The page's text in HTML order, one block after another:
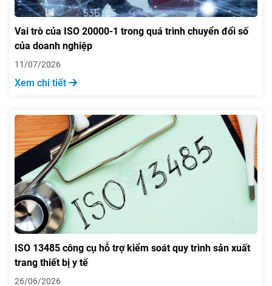
Vai trò của ISO 20000-1 trong quá trình chuyển đổi số
của doanh nghiệp
11/07/2026
Xem chi tiết
ISO 13485 công cụ hỗ trợ kiểm soát quy trình sản xuất
trang thiết bị y tế
26/06/2026